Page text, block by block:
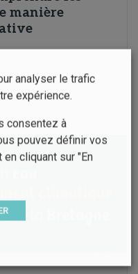
manière
#territoire
analyser le trafic
expérience.
consentez à
pouvez définir vos
cliquant sur "En